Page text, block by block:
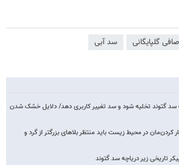
گلپایگانی سد آبی
سد گتوند تخلیه شود و سد تغییر کاربری دهد/ دلایل خشک شدن
کردن‌مان در محیط زیست باید منتظر بلاهای بزرگتر از گرد و
تاریخی زیر دریاچه سد گتوند